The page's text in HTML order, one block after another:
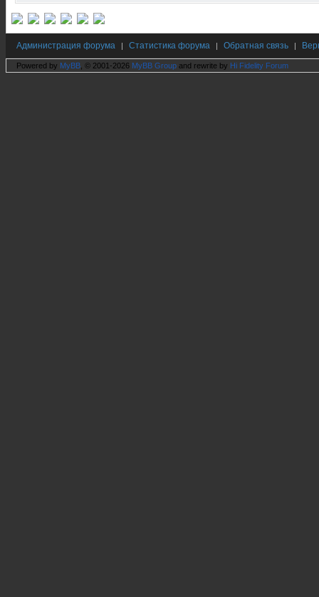
Администрация форума | Статистика форума | Обратная связь |
Powered by MyBB , © 2001-2026 MyBB Group and rewrite by Hi Fidelity Forum